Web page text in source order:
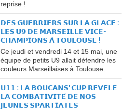
reprise !
𝗗𝗘𝗦 𝗚𝗨𝗘𝗥𝗥𝗜𝗘𝗥𝗦 𝗦𝗨𝗥 𝗟𝗔 𝗚𝗟𝗔𝗖𝗘 :
𝗟𝗘𝗦 𝗨𝟵 𝗗𝗘 𝗠𝗔𝗥𝗦𝗘𝗜𝗟𝗟𝗘 𝗩𝗜𝗖𝗘-
𝗖𝗛𝗔𝗠𝗣𝗜𝗢𝗡𝗦 𝗔̀ 𝗧𝗢𝗨𝗟𝗢𝗨𝗦𝗘 !
Ce jeudi et vendredi 14 et 15 mai, une
équipe de petits U9 allait défendre les
couleurs Marseillaises à Toulouse.
𝗨𝟭𝟭 : 𝗟𝗔 𝗕𝗢𝗨𝗖𝗔𝗡𝗦' 𝗖𝗨𝗣 𝗥𝗘́𝗩𝗘̀𝗟𝗘
𝗟𝗔 𝗖𝗢𝗠𝗕𝗔𝗧𝗜𝗩𝗜𝗧𝗘́ 𝗗𝗘 𝗡𝗢𝗦
𝗝𝗘𝗨𝗡𝗘𝗦 𝗦𝗣𝗔𝗥𝗧𝗜𝗔𝗧𝗘𝗦